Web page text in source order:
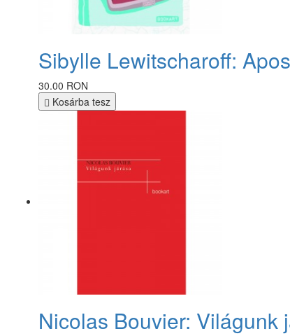
Sibylle Lewitscharoff:
30.00 RON
Kosárba tesz
Nicolas Bouvier: Világunk